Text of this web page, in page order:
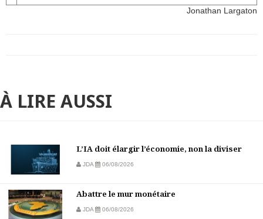
Jonathan Largaton
À LIRE AUSSI
L’IA doit élargir l’économie, non la diviser
JDA 06/08/2026
Abattre le mur monétaire
JDA 06/08/2026